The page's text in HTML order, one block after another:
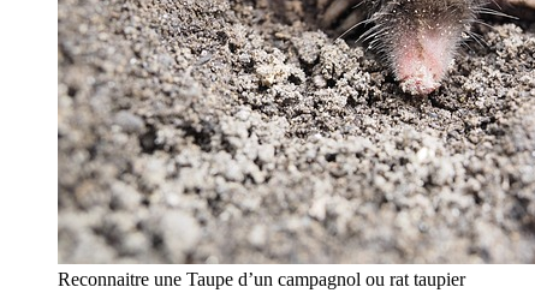
Reconnaitre une Taupe d’un campagnol ou rat taupier